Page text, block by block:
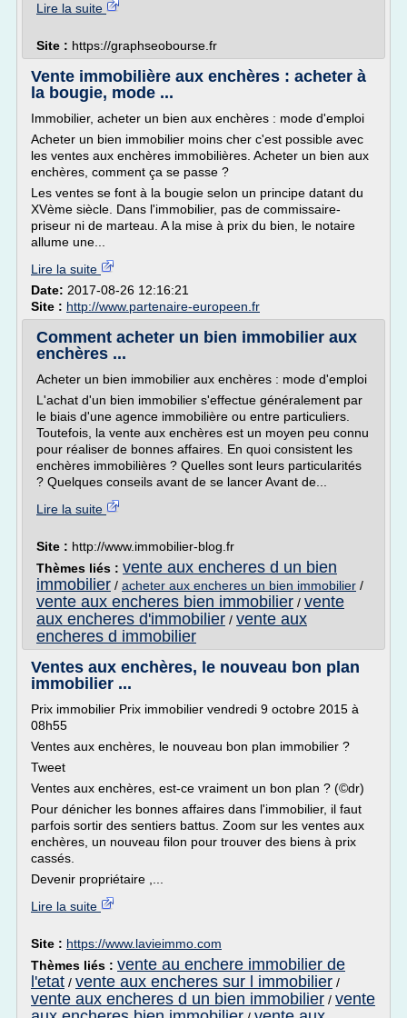
Lire la suite
Site : https://graphseobourse.fr
Vente immobilière aux enchères : acheter à
la bougie, mode ...
Immobilier, acheter un bien aux enchères : mode d'emploi
Acheter un bien immobilier moins cher c'est possible avec
les ventes aux enchères immobilières. Acheter un bien aux
enchères, comment ça se passe ?
Les ventes se font à la bougie selon un principe datant du
XVème siècle. Dans l'immobilier, pas de commissaire-
priseur ni de marteau. A la mise à prix du bien, le notaire
allume une...
Lire la suite
Date: 2017-08-26 12:16:21
Site : http://www.partenaire-europeen.fr
Comment acheter un bien immobilier aux
enchères ...
Acheter un bien immobilier aux enchères : mode d'emploi
L'achat d'un bien immobilier s'effectue généralement par
le biais d'une agence immobilière ou entre particuliers.
Toutefois, la vente aux enchères est un moyen peu connu
pour réaliser de bonnes affaires. En quoi consistent les
enchères immobilières ? Quelles sont leurs particularités
? Quelques conseils avant de se lancer Avant de...
Lire la suite
Site : http://www.immobilier-blog.fr
Thèmes liés : vente aux encheres d un bien
immobilier / acheter aux encheres un bien immobilier /
vente aux encheres bien immobilier / vente
aux encheres d'immobilier / vente aux
encheres d immobilier
Ventes aux enchères, le nouveau bon plan
immobilier ...
Prix immobilier Prix immobilier vendredi 9 octobre 2015 à
08h55
Ventes aux enchères, le nouveau bon plan immobilier ?
Tweet
Ventes aux enchères, est-ce vraiment un bon plan ? (©dr)
Pour dénicher les bonnes affaires dans l'immobilier, il faut
parfois sortir des sentiers battus. Zoom sur les ventes aux
enchères, un nouveau filon pour trouver des biens à prix
cassés.
Devenir propriétaire ,...
Lire la suite
Site : https://www.lavieimmo.com
Thèmes liés : vente au enchere immobilier de
l'etat / vente aux encheres sur l immobilier /
vente aux encheres d un bien immobilier / vente